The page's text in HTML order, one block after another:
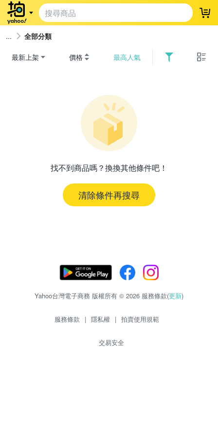
登
全部分類
最新上架 價格 最高人氣
找不到商品嗎？換換其他條件吧！
清除條件再搜尋
Yahoo台灣電子商務 版權所有 © 2026 服務條款(更新)
服務條款 | 隱私權 | 拍賣使用規範
交易安全